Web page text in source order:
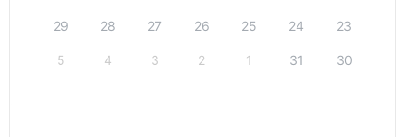
23
24
25
26
27
28
29
30
31
1
2
3
4
5